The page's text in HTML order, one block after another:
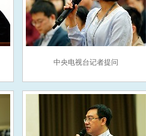
中央电视台记者提问